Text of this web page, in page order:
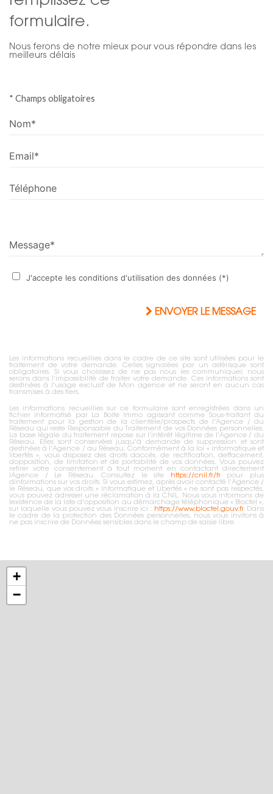
formulaire.
Nous ferons de notre mieux pour vous répondre dans les
meilleurs délais
* Champs obligatoires
Nom*
Email*
Téléphone
Message*
J'accepte les conditions d'utilisation des données (*)
ENVOYER LE MESSAGE
Les informations recueillies dans le cadre de ce site sont utilisées pour le
traitement de votre demande. Celles signalées par un astérisque sont
obligatoires. Si vous choisissez de ne pas nous les communiquer, nous
serons dans l'impossibilité de traiter votre demande. Ces informations sont
destinées à l'usage exclusif de Mon agence et ne seront en aucun cas
transmises à des tiers.
Les informations recueillies sur ce formulaire sont enregistrées dans un
fichier informatisé par La Boite Immo agissant comme Sous-traitant du
traitement pour la gestion de la clientèle/prospects de l'Agence / du
Réseau qui reste Responsable du Traitement de vos Données personnelles.
La base légale du traitement repose sur l'intérêt légitime de l'Agence / du
Réseau. Elles sont conservées jusqu'à demande de suppression et sont
destinées à l'Agence / au Réseau. Conformément à la loi « informatique et
libertés », vous disposez des droits daccès, de rectification, deffacement,
dopposition, de limitation et de portabilité de vos données. Vous pouvez
retirer votre consentement à tout moment en contactant directement
lAgence / Le Réseau. Consultez le site
https://cnil.fr/frpour plus
dinformations sur vos droits. Si vous estimez, après avoir contacté l'Agence /
le Réseau, que vos droits « Informatique et Libertés » ne sont pas respectés,
vous pouvez adresser une réclamation à la CNIL. Nous vous informons de
lexistence de la liste d'opposition au démarchage téléphonique « Bloctel »,
sur laquelle vous pouvez vous inscrire ici : https://www.bloctel.gouv.fr. Dans
le cadre de la protection des Données personnelles, nous vous invitons à
ne pas inscrire de Données sensibles dans le champ de saisie libre.
+
−